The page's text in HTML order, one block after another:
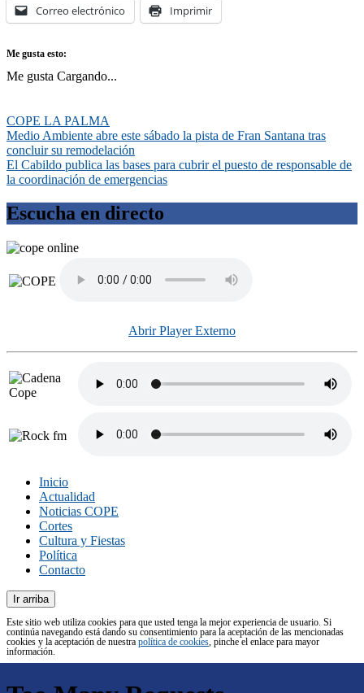
Correo electrónico Imprimir
Me gusta esto:
Me gusta Cargando...
COPE LA PALMA
Navegación
de
entradas
Medio Ambiente abre este sábado la pista de Fran Santana tras
concluir su remodelación
El Cabildo publica las bases para cubrir el puesto de responsable de
la coordinación de emergencias
Escucha en directo
Abrir Player Externo
Inicio
Actualidad
Noticias COPE
Cortes
Cultura y Fiestas
Política
Contacto
Ir arriba
Este sitio web utiliza cookies para que usted tenga la mejor experiencia de usuario. Si
continúa navegando está dando su consentimiento para la aceptación de las mencionadas
cookies y la aceptación de nuestra política de cookies, pinche el enlace para mayor
información.
Aviso de cookies